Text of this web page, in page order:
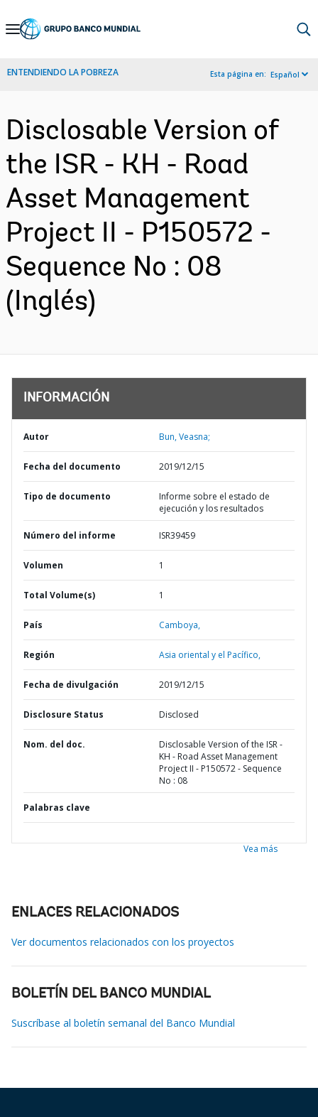
Skip
Navigation
ENTENDIENDO LA POBREZA Esta página en: Español
Disclosable Version of
the ISR - KH - Road
Asset Management
Project II - P150572 -
Sequence No : 08
(Inglés)
INFORMACIÓN
Autor Bun, Veasna;
Fecha del documento 2019/12/15
Tipo de documento
Informe sobre el estado de
ejecución y los resultados
Número del informe ISR39459
Volumen 1
Total Volume(s) 1
País Camboya,
Región Asia oriental y el Pacífico,
Fecha de divulgación 2019/12/15
Disclosure Status Disclosed
Nom. del doc.
Disclosable Version of the ISR -
KH - Road Asset Management
Project II - P150572 - Sequence
No : 08
Palabras clave
Vea más
ENLACES RELACIONADOS
Ver documentos relacionados con los proyectos
BOLETÍN DEL BANCO MUNDIAL
Suscríbase al boletín semanal del Banco Mundial